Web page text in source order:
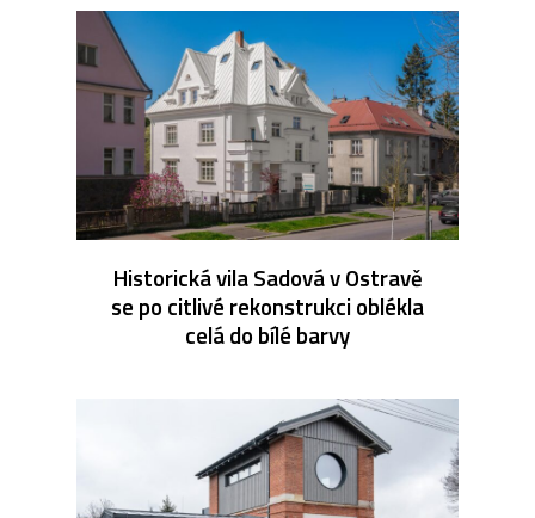
Historická vila Sadová v Ostravě
se po citlivé rekonstrukci oblékla
celá do bílé barvy